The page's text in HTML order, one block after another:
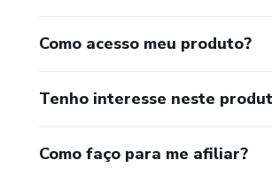
Como acesso meu produto?
Tenho interesse neste
Como faço para me afiliar?